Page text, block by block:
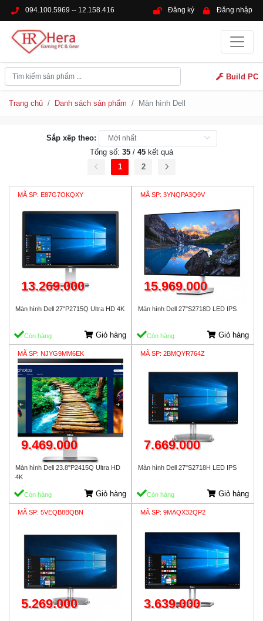
094.100.5969 -- 12.158.416 Đăng ký Đăng nhập
Build PC
Trang chủ Danh sách sản phẩm Màn hình Dell
Sắp xếp theo:
Tổng số: 35 / 45 kết quả
1
2
MÃ SP: E87G7OKQXY
13.269.000
Màn hình Dell 27"P2715Q Ultra HD 4K
Còn hàng Giỏ hàng
MÃ SP: 3YNQPA3Q9V
15.969.000
Màn hình Dell 27"S2718D LED IPS
Còn hàng Giỏ hàng
MÃ SP: NJYG9MM6EK
9.469.000
Màn hình Dell 23.8"P2415Q Ultra HD
4K
Còn hàng Giỏ hàng
MÃ SP: 2BMQYR764Z
7.669.000
Màn hình Dell 27"S2718H LED IPS
Còn hàng Giỏ hàng
MÃ SP: 5VEQB8BQBN
5.269.000
MÃ SP: 9MAQX32QP2
3.639.000